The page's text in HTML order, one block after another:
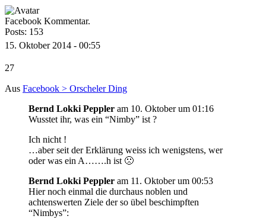
Facebook Kommentar.
Posts: 153
15. Oktober 2014 - 00:55
27
Aus Facebook > Orscheler Ding
Bernd Lokki Peppler am 10. Oktober um 01:16
Wusstet ihr, was ein “Nimby” ist ?
Ich nicht !
…aber seit der Erklärung weiss ich wenigstens, wer
oder was ein A…….h ist 🙁
Bernd Lokki Peppler am 11. Oktober um 00:53
Hier noch einmal die durchaus noblen und
achtenswerten Ziele der so übel beschimpften
“Nimbys”: